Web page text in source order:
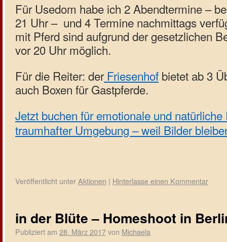
Für Usedom habe ich 2 Abendtermine –
21 Uhr – und 4 Termine nachmittags
mit Pferd sind aufgrund der gesetzlichen
vor 20 Uhr möglich.
Für die Reiter: derFriesenhof bietet ab 3
auch Boxen für Gastpferde.
Jetzt buchen für emotionale und natürliche
traumhafter Umgebung – weil Bilder
Veröffentlicht unterAktionen | Hinterlasse einen Kommentar
in der Blüte – Homeshoot in
Publiziert am 28. März 2017von Michaela